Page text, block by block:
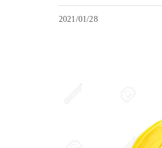
2021/01/28